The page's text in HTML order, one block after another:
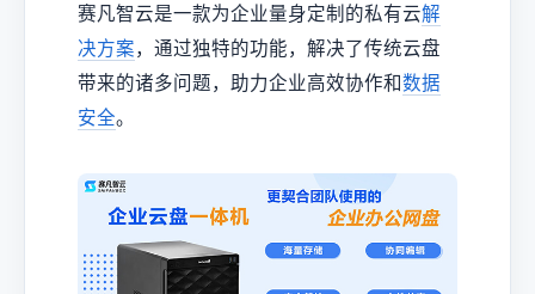
赛凡智云是一款为企业量身定制的私有云解
决方案，通过独特的功能，解决了传统云盘
带来的诸多问题，助力企业高效协作和数据
安全。